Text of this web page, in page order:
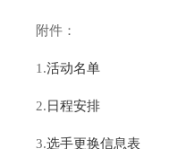
附件：
1.活动名单
2. 日程安排
3.选手更换信息表